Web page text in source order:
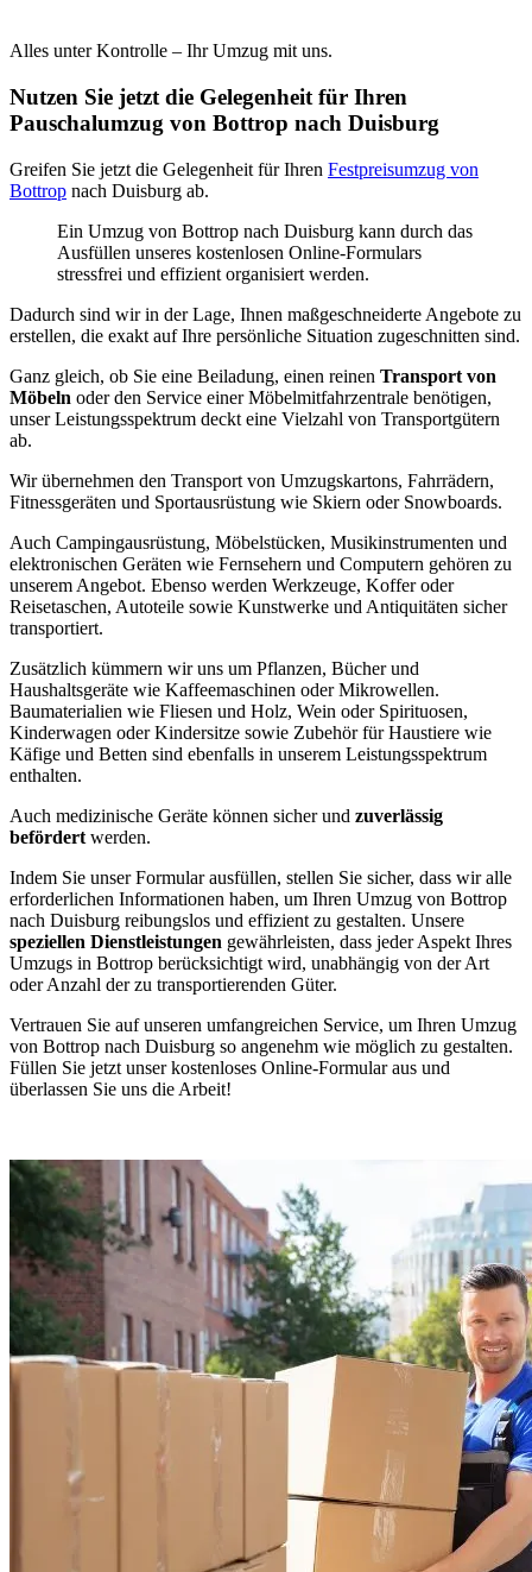
Alles unter Kontrolle – Ihr Umzug mit uns.
Nutzen Sie jetzt die Gelegenheit für Ihren
Pauschalumzug von Bottrop nach Duisburg
Greifen Sie jetzt die Gelegenheit für Ihren Festpreisumzug von
Bottrop nach Duisburg ab.
Ein Umzug von Bottrop nach Duisburg kann durch das
Ausfüllen unseres kostenlosen Online-Formulars
stressfrei und effizient organisiert werden.
Dadurch sind wir in der Lage, Ihnen maßgeschneiderte Angebote zu
erstellen, die exakt auf Ihre persönliche Situation zugeschnitten sind.
Ganz gleich, ob Sie eine Beiladung, einen reinen Transport von
Möbeln oder den Service einer Möbelmitfahrzentrale benötigen,
unser Leistungsspektrum deckt eine Vielzahl von Transportgütern
ab.
Wir übernehmen den Transport von Umzugskartons, Fahrrädern,
Fitnessgeräten und Sportausrüstung wie Skiern oder Snowboards.
Auch Campingausrüstung, Möbelstücken, Musikinstrumenten und
elektronischen Geräten wie Fernsehern und Computern gehören zu
unserem Angebot. Ebenso werden Werkzeuge, Koffer oder
Reisetaschen, Autoteile sowie Kunstwerke und Antiquitäten sicher
transportiert.
Zusätzlich kümmern wir uns um Pflanzen, Bücher und
Haushaltsgeräte wie Kaffeemaschinen oder Mikrowellen.
Baumaterialien wie Fliesen und Holz, Wein oder Spirituosen,
Kinderwagen oder Kindersitze sowie Zubehör für Haustiere wie
Käfige und Betten sind ebenfalls in unserem Leistungsspektrum
enthalten.
Auch medizinische Geräte können sicher und zuverlässig
befördert werden.
Indem Sie unser Formular ausfüllen, stellen Sie sicher, dass wir alle
erforderlichen Informationen haben, um Ihren Umzug von Bottrop
nach Duisburg reibungslos und effizient zu gestalten. Unsere
speziellen Dienstleistungen gewährleisten, dass jeder Aspekt Ihres
Umzugs in Bottrop berücksichtigt wird, unabhängig von der Art
oder Anzahl der zu transportierenden Güter.
Vertrauen Sie auf unseren umfangreichen Service, um Ihren Umzug
von Bottrop nach Duisburg so angenehm wie möglich zu gestalten.
Füllen Sie jetzt unser kostenloses Online-Formular aus und
überlassen Sie uns die Arbeit!